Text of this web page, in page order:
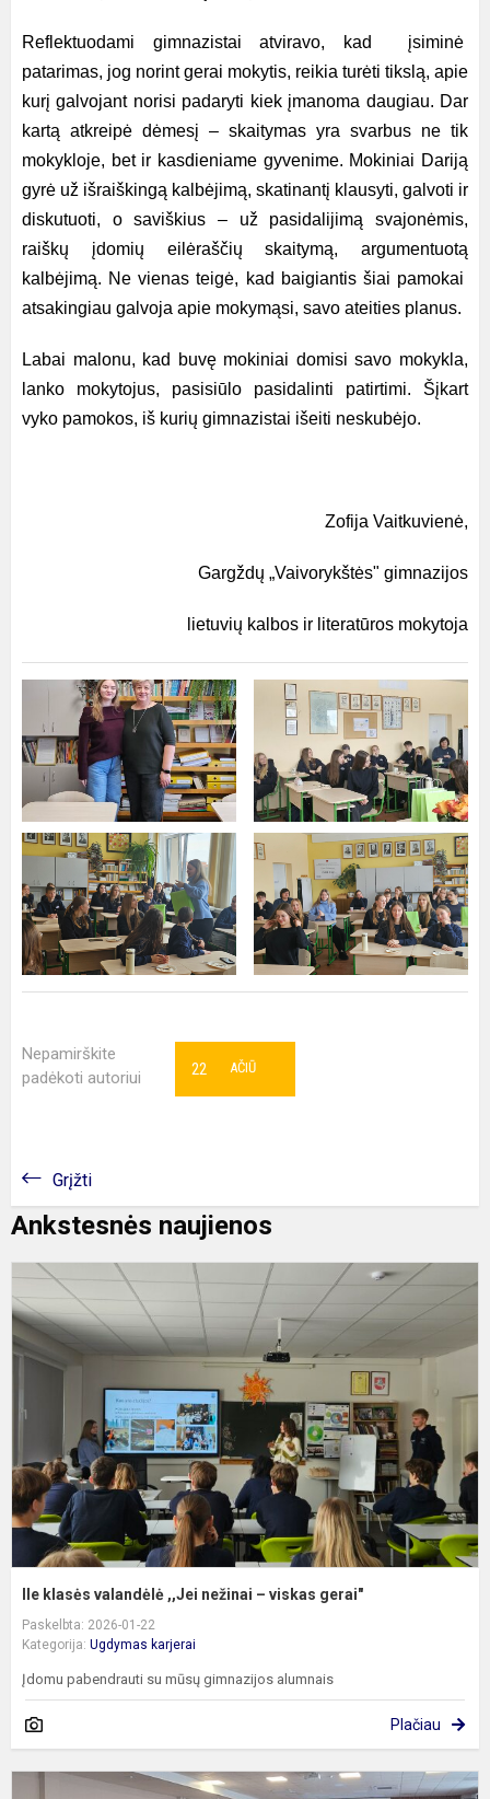
Reflektuodami gimnazistai atviravo, kad įsiminė
patarimas, jog norint gerai mokytis, reikia turėti tikslą, apie
kurį galvojant norisi padaryti kiek įmanoma daugiau. Dar
kartą atkreipė dėmesį – skaitymas yra svarbus ne tik
mokykloje, bet ir kasdieniame gyvenime. Mokiniai Dariją
gyrė už išraiškingą kalbėjimą, skatinantį klausyti, galvoti ir
diskutuoti, o saviškius – už pasidalijimą svajonėmis,
raiškų įdomių eilėraščių skaitymą, argumentuotą
kalbėjimą. Ne vienas teigė, kad baigiantis šiai pamokai
atsakingiau galvoja apie mokymąsi, savo ateities planus.
Labai malonu, kad buvę mokiniai domisi savo mokykla,
lanko mokytojus, pasisiūlo pasidalinti patirtimi. Šįkart
vyko pamokos, iš kurių gimnazistai išeiti neskubėjo.
Zofija Vaitkuvienė,
Gargždų „Vaivorykštės" gimnazijos
lietuvių kalbos ir literatūros mokytoja
Nepamirškite
padėkoti autoriui
AČIŪ
22
Grįžti
Ankstesnės naujienos
IIe klasės valandėlė ,,Jei nežinai – viskas gerai"
Paskelbta: 2026-01-22
Kategorija: Ugdymas karjerai
Įdomu pabendrauti su mūsų gimnazijos alumnais
Plačiau